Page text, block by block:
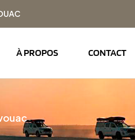
À PROPOS CONTACT